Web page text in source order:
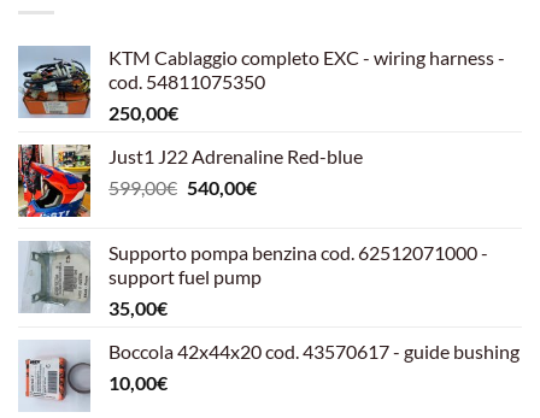
KTM Cablaggio completo EXC - wiring harness -
cod. 54811075350
250,00€
Just1 J22 Adrenaline Red-blue
599,00€ Il
era:
599,00€.
540,00€Il
è:
540,00€.
Supporto pompa benzina cod. 62512071000 -
support fuel pump
35,00€
Boccola 42x44x20 cod. 43570617 - guide bushing
10,00€